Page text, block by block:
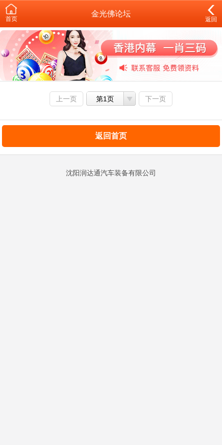
首页
金光佛论坛
返回
上一页 第1页 下一页
返回首页
沈阳润达通汽车装备有限公司